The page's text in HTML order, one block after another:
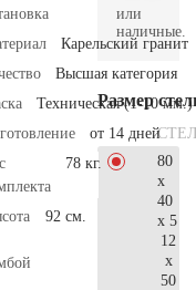
Карельский гранит
Высшая категория
Техническая (1-10 мм.)
от 14 дней
78 кг.
92 см.
или
наличные.
Размер
80
x
40
x 5
12
x
50